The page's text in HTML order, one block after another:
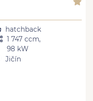
hatchback
1 747 ccm,
98 kW
Jičín